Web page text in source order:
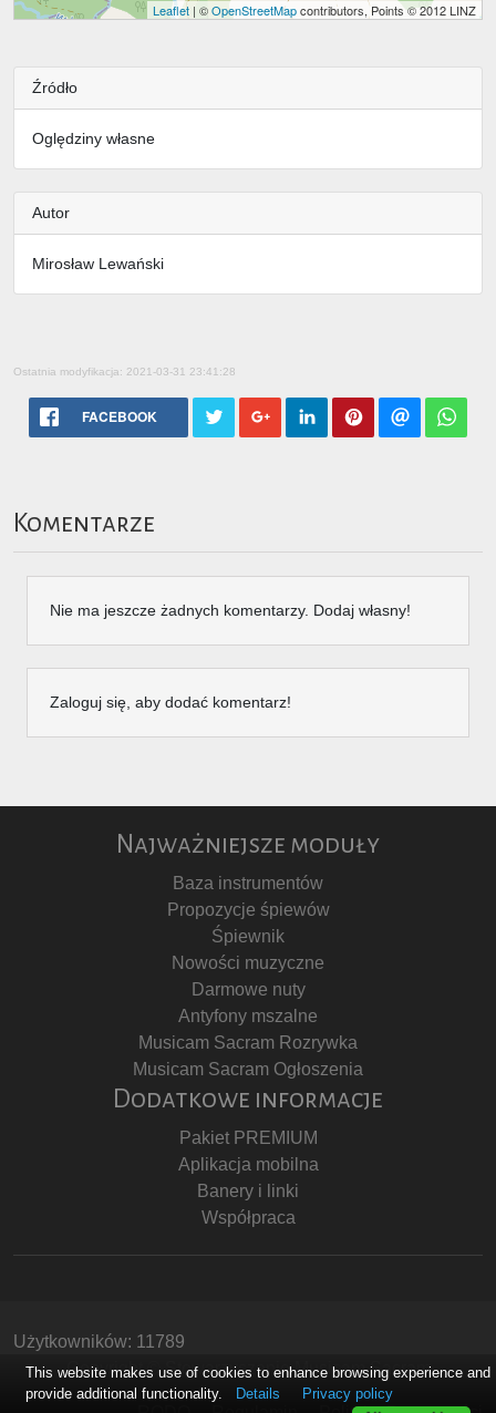
Leaflet | ©OpenStreetMapcontributors, Points © 2012 LINZ
Źródło
Oględziny własne
Autor
Mirosław Lewański
Ostatnia modyfikacja: 2021-03-31 23:41:28
FACEBOOK
Komentarze
Nie ma jeszcze żadnych komentarzy. Dodaj własny!
Zaloguj się, aby dodać komentarz!
Najważniejsze moduły
Baza instrumentów
Propozycje śpiewów
Śpiewnik
Nowości muzyczne
Darmowe nuty
Antyfony mszalne
Musicam Sacram Rozrywka
Musicam Sacram Ogłoszenia
Dodatkowe informacje
Pakiet PREMIUM
Aplikacja mobilna
Banery i linki
Współpraca
Użytkowników: 11789
Copyright © Stowarzyszenie Musicam Sacram
This website makes use of cookies to enhance browsing experience and
provide additional functionality.
Details
Privacy policy